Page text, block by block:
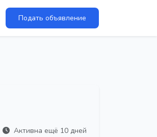
Подать объявление
Активна ещё 10 дней